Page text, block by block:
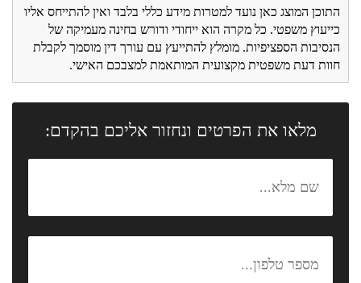
התוכן המוצג כאן נועד למטרות מידע כללי בלבד ואין להתייחס אליו
כייעוץ משפטי. כל מקרה הוא ייחודי ודורש בחינה מעמיקה של
הנסיבות הספציפיות. מומלץ להתייעץ עם עורך דין מוסמך לקבלת
חוות דעת משפטית מקצועית המותאמת למצבכם האישי.
מלאו את הפרטים ונחזור אליכם בהקדם: